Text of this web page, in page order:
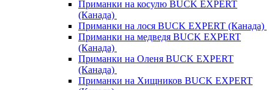
Приманки на косулю BUCK EXPERT
(Канада)
Приманки на лося BUCK EXPERT (Канада)
Приманки на медведя BUCK EXPERT
(Канада)
Приманки на Оленя BUCK EXPERT
(Канада)
Приманки на Хищников BUCK EXPERT